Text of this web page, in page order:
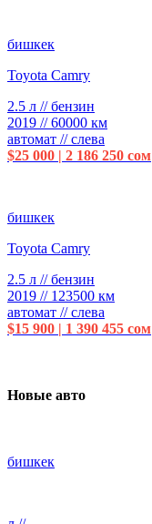
бишкек
Toyota Camry
2.5 л // бензин
2019 // 60000 км
автомат // слева
$25 000 | 2 186 250 сом
бишкек
Toyota Camry
2.5 л // бензин
2019 // 123500 км
автомат // слева
$15 900 | 1 390 455 сом
Новые авто
бишкек